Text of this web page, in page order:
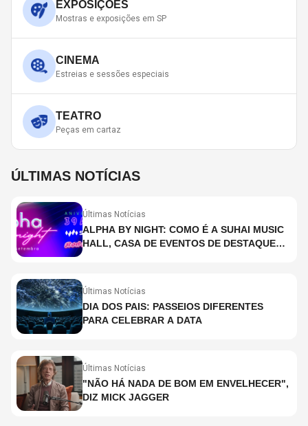
EXPOSIÇÕES
Mostras e exposições em SP
CINEMA
Estreias e sessões especiais
TEATRO
Peças em cartaz
ÚLTIMAS NOTÍCIAS
Últimas Notícias
ALPHA BY NIGHT: COMO É A SUHAI MUSIC
HALL, CASA DE EVENTOS DE DESTAQUE
Últimas Notícias
DIA DOS PAIS: PASSEIOS DIFERENTES
PARA CELEBRAR A DATA
Últimas Notícias
"NÃO HÁ NADA DE BOM EM ENVELHECER",
DIZ MICK JAGGER